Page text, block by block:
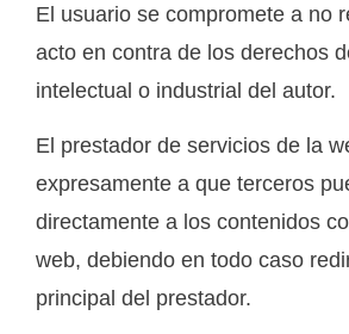
El usuario se compromete a no
acto en contra de los derechos
intelectual o industrial del autor.
El prestador de servicios de la
expresamente a que terceros
directamente a los contenidos
web, debiendo en todo caso
principal del prestador.